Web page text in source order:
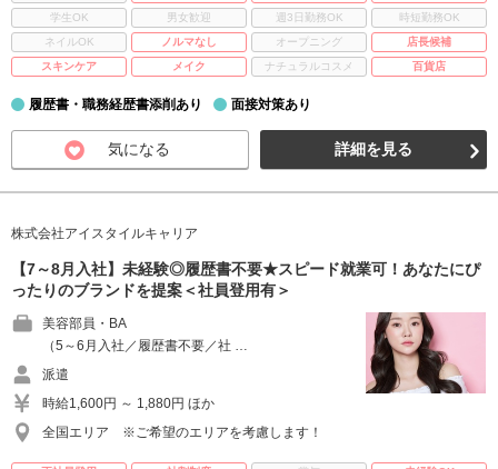
学生OK
男女歓迎 週3日勤務OK
時短勤務OK
ネイルOK
ノルマなし オープニング
店長候補
スキンケア
メイク ナチュラルコスメ 百貨店
履歴書・職務経歴書添削あり 面接対策あり
気になる 詳細を見る
株式会社アイスタイルキャリア
【7～8月入社】未経験◎履歴書不要★スピード就業可！あなたにぴ
ったりのブランドを提案＜社員登用有＞
美容部員・BA
（5～6月入社／履歴書不要／社 …
派遣
時給1,600円 ～ 1,880円 ほか
全国エリア ※ご希望のエリアを考慮します！